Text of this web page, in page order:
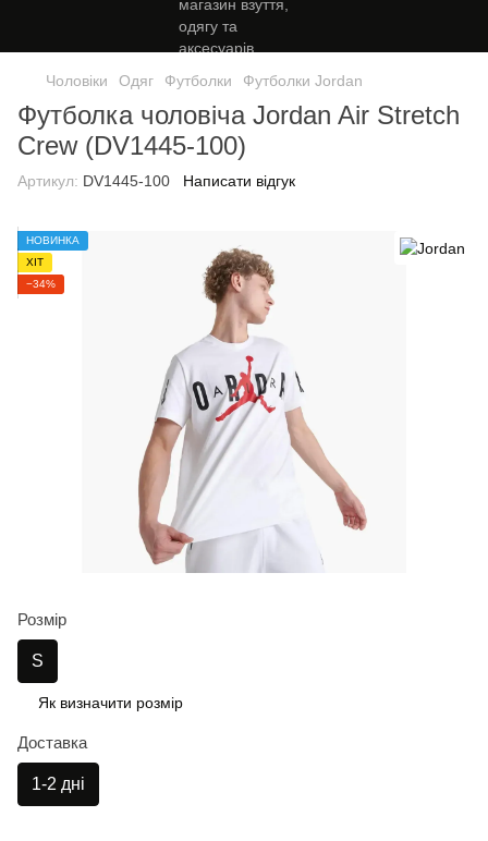
Чоловіки Одяг Футболки Футболки Jordan
Футболка чоловіча Jordan Air Stretch
Crew (DV1445-100)
Артикул: DV1445-100 Написати відгук
НОВИНКА
ХІТ
−34%
Розмір
S
Як визначити розмір
Доставка
1-2 дні